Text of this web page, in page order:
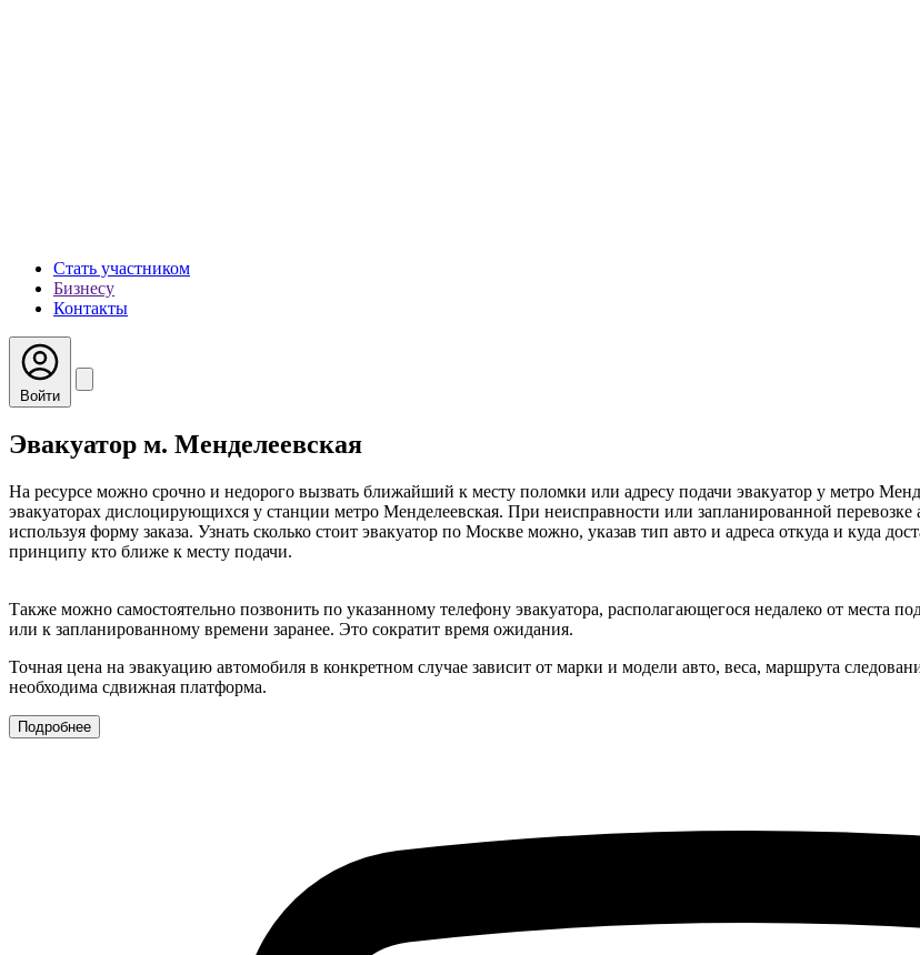
Стать участником
Бизнесу
Контакты
Войти
Эвакуатор м. Менделеевская
На ресурсе можно срочно и недорого вызвать ближайший к месту поломки или адресу подачи эвакуатор у метро
эвакуаторах дислоцирующихся у станции метро Менделеевская. При неисправности или запланированной
используя форму заказа. Узнать сколько стоит эвакуатор по Москве можно, указав тип авто и адреса откуда и куда
принципу кто ближе к месту подачи.
Также можно самостоятельно позвонить по указанному телефону эвакуатора, располагающегося недалеко от места
или к запланированному времени заранее. Это сократит время ожидания.
Точная цена на эвакуацию автомобиля в конкретном случае зависит от марки и модели авто, веса, маршрута
необходима сдвижная платформа.
Подробнее